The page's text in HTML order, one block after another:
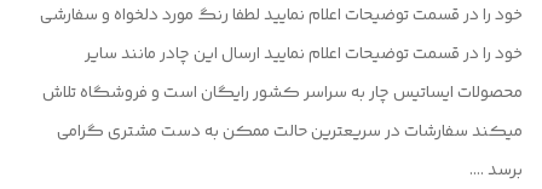
خود را در قسمت توضیحات اعلام نمایید لطفا رنگ مورد دلخواه و سفارشی
خود را در قسمت توضیحات اعلام نمایید ارسال این چادر مانند سایر
محصولات ایساتیس چار به سراسر کشور رایگان است و فروشگاه تلاش
میکند سفارشات در سریعترین حالت ممکن به دست مشتری گرامی
برسد ….